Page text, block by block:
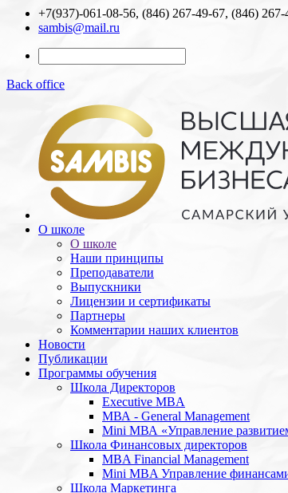
+7(937)-061-08-56, (846) 267-49-67, (846) 267-
sambis@mail.ru
Back office
О школе
О школе
Наши принципы
Преподаватели
Выпускники
Лицензии и cертификаты
Партнеры
Комментарии наших клиентов
Новости
Публикации
Программы обучения
Школа Директоров
Executive MBA
МВА - General Management
Mini МВА «Управление
Школа Финансовых директоров
MBA Financial Management
Mini MBA Управление
Школа Маркетинга